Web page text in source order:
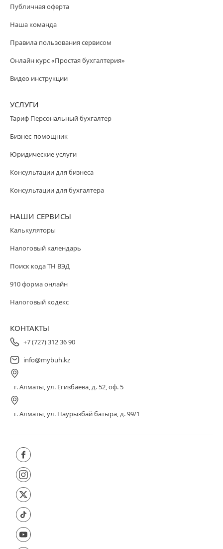
Публичная оферта
Наша команда
Правила пользования сервисом
Онлайн курс «Простая бухгалтерия»
Видео инструкции
УСЛУГИ
Тариф Персональный бухгалтер
Бизнес-помощник
Юридические услуги
Консультации для бизнеса
Консультации для бухгалтера
НАШИ СЕРВИСЫ
Калькуляторы
Налоговый календарь
Поиск кода ТН ВЭД
910 форма онлайн
Налоговый кодекс
КОНТАКТЫ
+7 (727) 312 36 90
info@mybuh.kz
г. Алматы, ул. Егизбаева, д. 52, оф. 5
г. Алматы, ул. Наурызбай батыра, д. 99/1